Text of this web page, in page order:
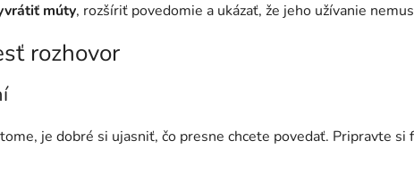
múty, rozšíriť povedomie a ukázať, že jeho užívanie
rozhovor
je dobré si ujasniť, čo presne chcete povedať. Pripravte si